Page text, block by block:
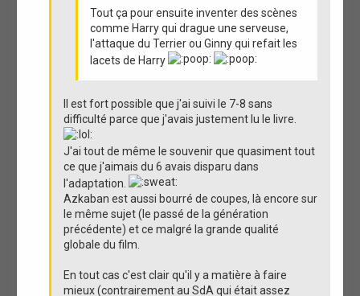
Tout ça pour ensuite inventer des scènes
comme Harry qui drague une serveuse,
l'attaque du Terrier ou Ginny qui refait les
lacets de Harry
Il est fort possible que j'ai suivi le 7-8 sans
difficulté parce que j'avais justement lu le livre.
J'ai tout de même le souvenir que quasiment tout
ce que j'aimais du 6 avais disparu dans
l'adaptation.
Azkaban est aussi bourré de coupes, là encore sur
le même sujet (le passé de la génération
précédente) et ce malgré la grande qualité
globale du film.
En tout cas c'est clair qu'il y a matière à faire
mieux (contrairement au SdA qui était assez